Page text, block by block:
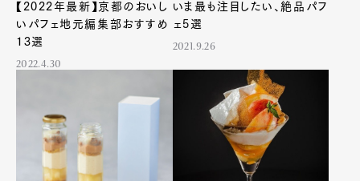
【2022年最新】京都のおいし
いパフェ地元編集部おすすめ
13選
2022.4.30
いま最も注目したい、絶品パフ
ェ5選
2021.9.26